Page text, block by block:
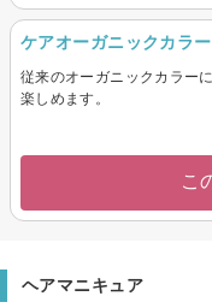
ケアオーガニックカラー
従来のオーガニックカラー
楽しめます。
こ
ヘアマニキュア